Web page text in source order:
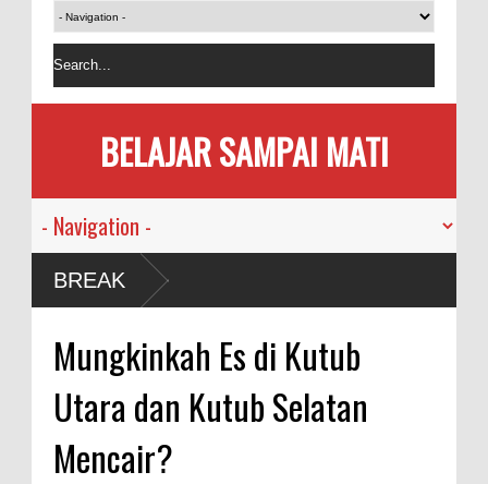
BELAJAR SAMPAI MATI
BREAK
Mungkinkah Es di Kutub
Utara dan Kutub Selatan
Mencair?